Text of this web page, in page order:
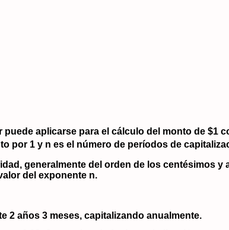
puede aplicarse para el cálculo del monto de $1
por 1 y n es el número de períodos de
generalmente del orden de los centésimos
del exponente n.
2 años 3 meses, capitalizando anualmente.